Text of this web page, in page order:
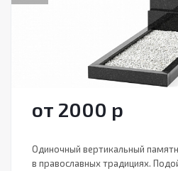
от 2000 р
Одиночный вертикальный
в православных традициях.